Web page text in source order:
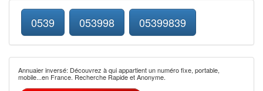
0539 053998 05399839
Annuaier inversé: Découvrez à qui appartient un numéro fixe, portable,
mobile...en France. Recherche Rapide et Anonyme.